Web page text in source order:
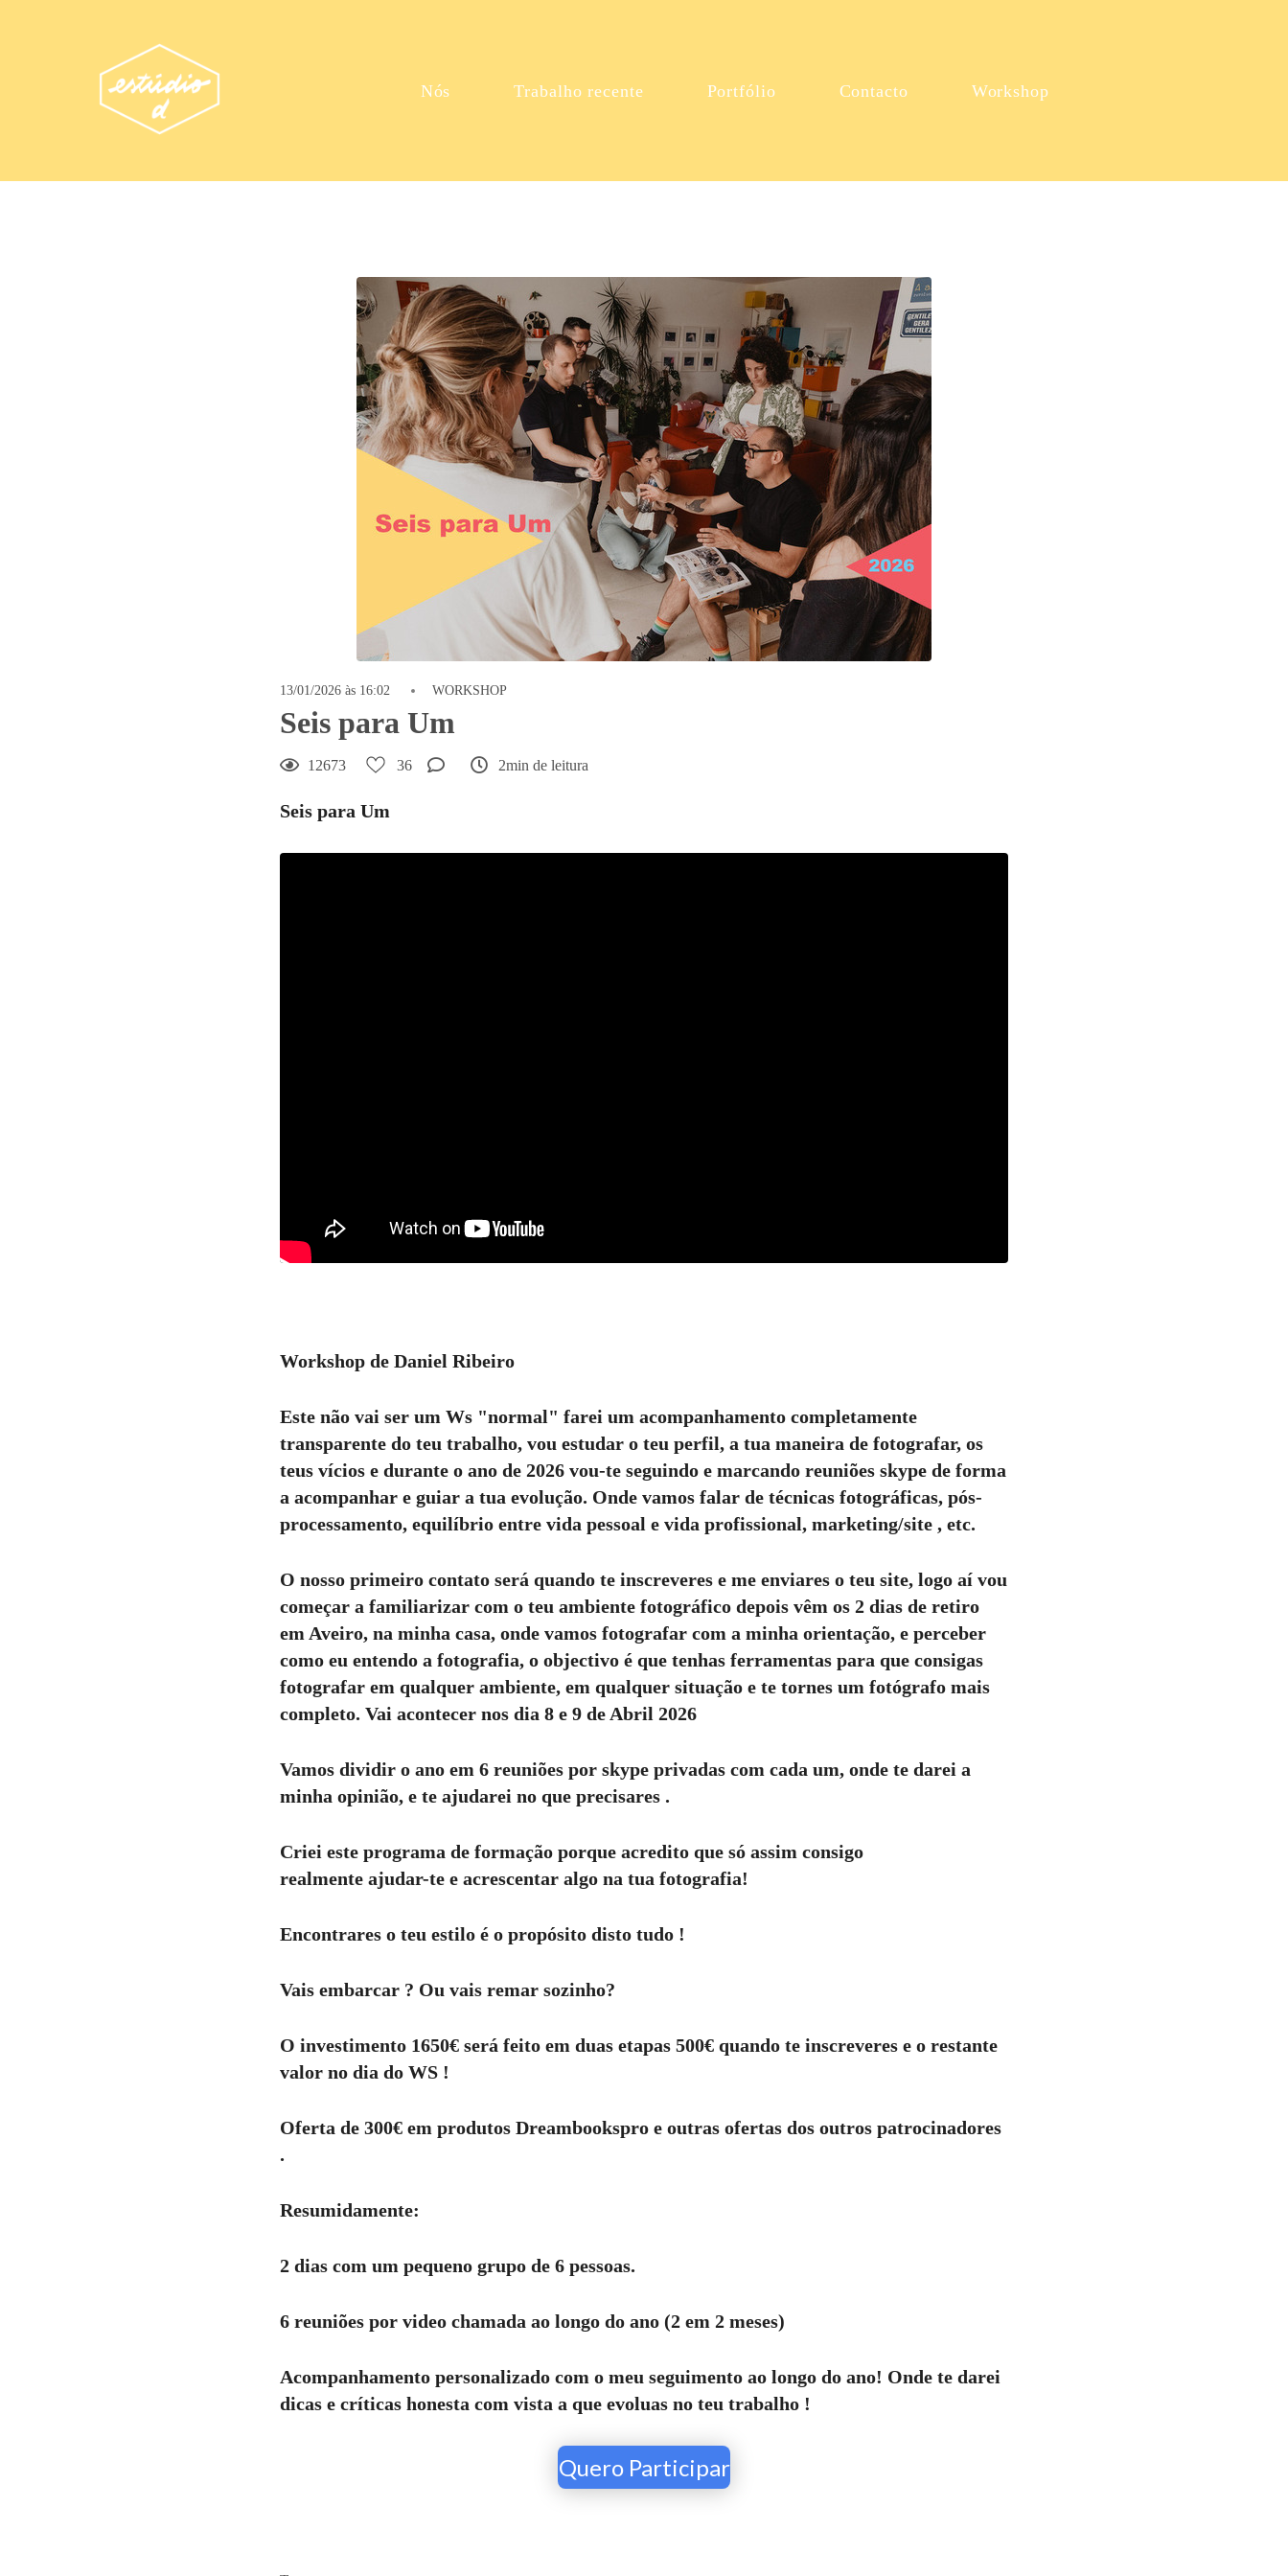
Nós Trabalho recente Portfólio Contacto Workshop
13/01/2026 às 16:02 WORKSHOP
Seis para Um
12673 36 2min de leitura
Seis para Um
Workshop de Daniel Ribeiro
Este não vai ser um Ws "normal" farei um acompanhamento completamente
transparente do teu trabalho, vou estudar o teu perfil, a tua maneira de fotografar, os
teus vícios e durante o ano de 2026 vou-te seguindo e marcando reuniões skype de forma
a acompanhar e guiar a tua evolução. Onde vamos falar de técnicas fotográficas, pós-
processamento, equilíbrio entre vida pessoal e vida profissional, marketing/site , etc.
O nosso primeiro contato será quando te inscreveres e me enviares o teu site, logo aí vou
começar a familiarizar com o teu ambiente fotográfico depois vêm os 2 dias de retiro
em Aveiro, na minha casa, onde vamos fotografar com a minha orientação, e perceber
como eu entendo a fotografia, o objectivo é que tenhas ferramentas para que consigas
fotografar em qualquer ambiente, em qualquer situação e te tornes um fotógrafo mais
completo. Vai acontecer nos dia 8 e 9 de Abril 2026
Vamos dividir o ano em 6 reuniões por skype privadas com cada um, onde te darei a
minha opinião, e te ajudarei no que precisares .
Criei este programa de formação porque acredito que só assim consigo
realmente ajudar-te e acrescentar algo na tua fotografia!
Encontrares o teu estilo é o propósito disto tudo !
Vais embarcar ? Ou vais remar sozinho?
O investimento 1650€ será feito em duas etapas 500€ quando te inscreveres e o restante
valor no dia do WS !
Oferta de 300€ em produtos Dreambookspro e outras ofertas dos outros patrocinadores
.
Resumidamente:
2 dias com um pequeno grupo de 6 pessoas.
6 reuniões por video chamada ao longo do ano (2 em 2 meses)
Acompanhamento personalizado com o meu seguimento ao longo do ano! Onde te darei
dicas e críticas honesta com vista a que evoluas no teu trabalho !
Quero Participar